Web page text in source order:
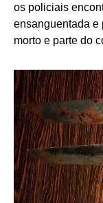
os policiais
ensanguentada e
morto e parte do